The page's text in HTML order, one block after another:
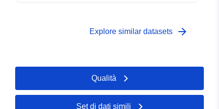
Explore similar datasets arrow_forward
Qualità
Set di dati simili